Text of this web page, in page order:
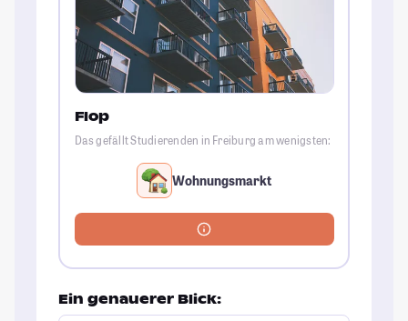
Flop
Das gefällt Studierenden in Freiburg am wenigsten:
Wohnungsmarkt
Ein genauerer Blick: